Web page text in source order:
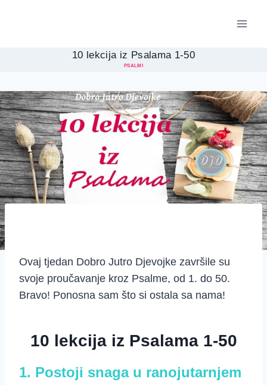
10 lekcija iz Psalama 1-50
PSALMI
Ovaj tjedan Dobro Jutro Djevojke završile su
svoje proučavanje kroz Psalme, od 1. do 50.
Bravo! Ponosna sam što si ostala sa nama!
10 lekcija iz Psalama 1-50
1. Postoji snaga u ranojutarnjem